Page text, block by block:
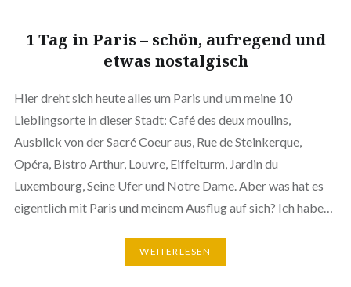
1 Tag in Paris – schön, aufregend und
etwas nostalgisch
Hier dreht sich heute alles um Paris und um meine 10
Lieblingsorte in dieser Stadt: Café des deux moulins,
Ausblick von der Sacré Coeur aus, Rue de Steinkerque,
Opéra, Bistro Arthur, Louvre, Eiffelturm, Jardin du
Luxembourg, Seine Ufer und Notre Dame. Aber was hat es
eigentlich mit Paris und meinem Ausflug auf sich? Ich habe…
WEITERLESEN